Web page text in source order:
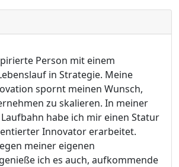
Person mit einem
in Strategie. Meine
spornt meinen Wunsch,
zu skalieren. In meiner
habe ich mir einen Statur
Innovator erarbeitet.
meiner eigenen
ich es auch, aufkommende